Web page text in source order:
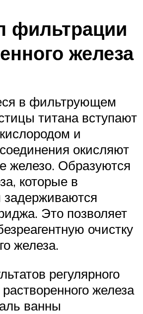
фильтрации
железа
в фильтрующем
титана вступают
и
окисляют
железо. Образуются
которые в
Это позволяет
очистку
железа.
регулярного
железа
ванны